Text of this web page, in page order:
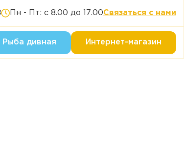
Пн - Пт: с 8.00 до 17.00Связаться с нами
Рыба дивная Интернет-магазин